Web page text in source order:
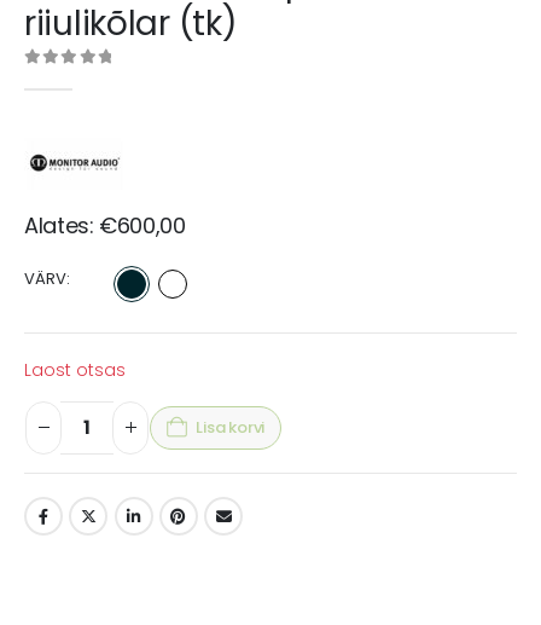
riiulikõlar (tk)
Alates: €600,00
VÄRV
Laost otsas
Lisa korvi